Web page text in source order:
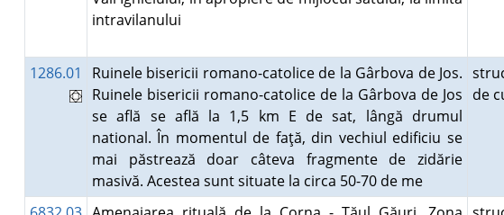
intravilanului
1286.01
Ruinele bisericii romano-catolice de la Gârbova de Jos.
Ruinele bisericii romano-catolice de la Gârbova de Jos
se află se află la 1,5 km E de sat, lângă drumul
national. În momentul de faţă, din vechiul edificiu se
mai păstrează doar câteva fragmente de zidărie
masivă. Acestea sunt situate la circa 50-70 de me
de